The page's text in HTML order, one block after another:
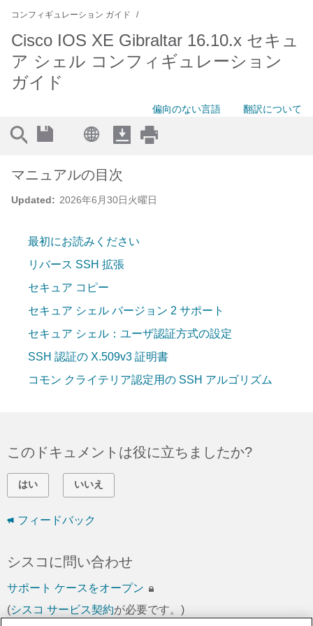
コンフィギュレーション ガイド
Cisco IOS XE Gibraltar 16.10.x セキュ
ア シェル コンフィギュレーション
ガイド
偏向のない言語 翻訳について
Updated: 2026年6月30日火曜日
マニュアルの目次
最初にお読みください
リバース SSH 拡張
セキュア コピー
セキュア シェル バージョン 2 サポート
セキュア シェル：ユーザ認証方式の設定
SSH 認証の X.509v3 証明書
コモン クライテリア認定用の SSH アルゴリズム
このドキュメントは役に立ちましたか?
はい いいえ
フィードバック
シスコに問い合わせ
サポート ケースをオープン
(シスコ サービス契約が必要です。)